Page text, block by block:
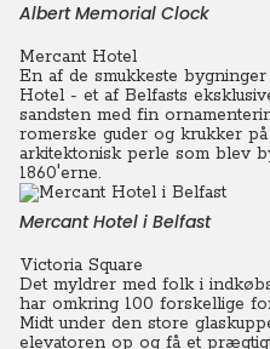
Albert Memorial Clock
Mercant Hotel
En af de smukkeste
Hotel - et af Belfasts
sandsten med fin
romerske guder og krukker
arkitektonisk perle som blev
1860'erne.
Mercant Hotel i Belfast
Victoria Square
Det myldrer med folk i
har omkring 100 forskellige
Midt under den store
elevatoren op og få et